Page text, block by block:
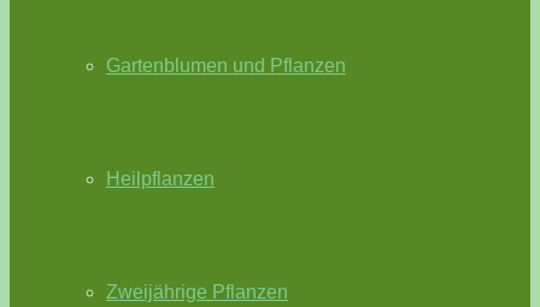
Gartenblumen und Pflanzen
Heilpflanzen
Zweijährige Pflanzen